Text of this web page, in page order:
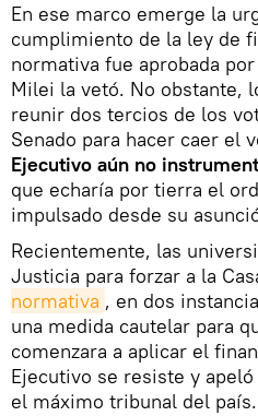
En ese marco emerge la
cumplimiento de la ley de
normativa fue aprobada
Milei la vetó. No obstante,
reunir dos tercios de los
Senado para hacer caer el
Ejecutivo aún no
que echaría por tierra el
impulsado desde su
Recientemente, las
Justicia para forzar a la
normativa , en dos
una medida cautelar para
comenzara a aplicar el
Ejecutivo se resiste y
el máximo tribunal del país.